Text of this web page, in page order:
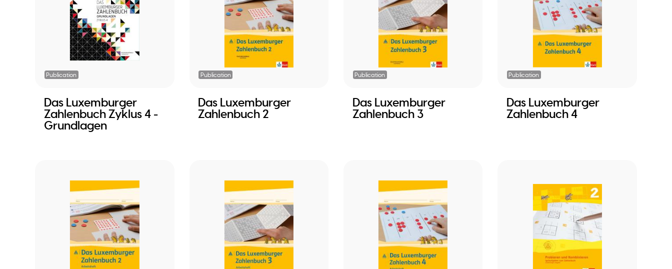
Publication
Das Luxemburger
Zahlenbuch Zyklus 4 -
Grundlagen
Publication
Das Luxemburger
Zahlenbuch 2
Publication
Das Luxemburger
Zahlenbuch 3
Publication
Das Luxemburger
Zahlenbuch 4